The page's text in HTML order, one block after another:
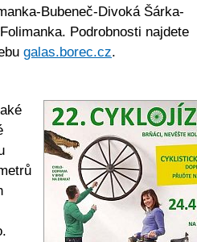
Bubeneč-Divoká Šárka-
Podrobnosti najdete
galas.borec.cz.